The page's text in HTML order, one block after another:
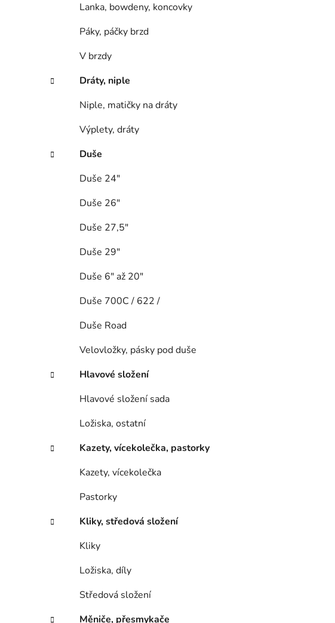
Lanka, bowdeny, koncovky
Páky, páčky brzd
V brzdy
Dráty, niple
Niple, matičky na dráty
Výplety, dráty
Duše
Duše 24"
Duše 26"
Duše 27,5"
Duše 29"
Duše 6" až 20"
Duše 700C / 622 /
Duše Road
Velovložky, pásky pod duše
Hlavové složení
Hlavové složení sada
Ložiska, ostatní
Kazety, vícekolečka, pastorky
Kazety, vícekolečka
Pastorky
Kliky, středová složení
Kliky
Ložiska, díly
Středová složení
Měniče, přesmykače